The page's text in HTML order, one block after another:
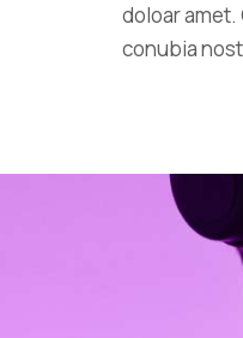
doloar
conubia